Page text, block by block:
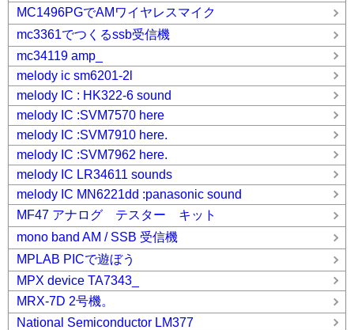
MC1496PGでAMワイヤレスマイク
mc3361でつくるssb受信機
mc34119 amp_
melody ic sm6201-2l
melody IC : HK322-6 sound
melody IC :SVM7570 here
melody IC :SVM7910 here.
melody IC :SVM7962 here.
melody IC LR34611 sounds
melody IC MN6221dd :panasonic sound
MF47 アナログ テスター キット
mono band AM / SSB 受信機
MPLAB PICで遊ぼう
MPX device TA7343_
MRX-7D 2号機。
National Semiconductor LM377